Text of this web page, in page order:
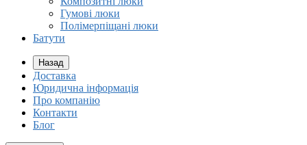
Гумові люки
Полімерпіщані люки
Батути
Назад
Доставка
Юридична інформація
Про компанію
Контакти
Блог